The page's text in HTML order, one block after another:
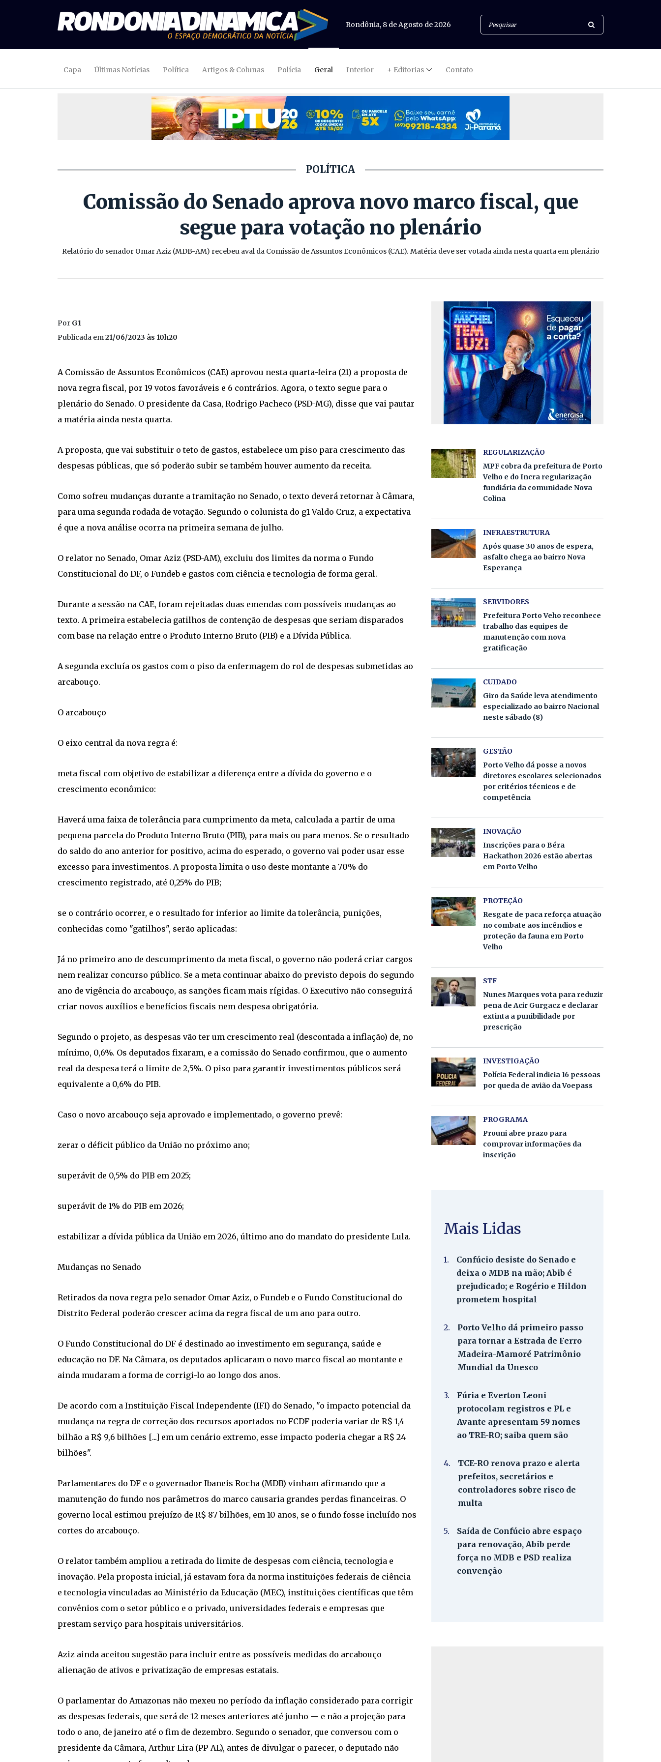
Rondônia, 8 de Agosto de 2026
Capa Últimas Notícias Política Artigos & Colunas Polícia Geral Interior + Editorias Contato
POLÍTICA
Comissão do Senado aprova novo marco fiscal, que
segue para votação no plenário
Relatório do senador Omar Aziz (MDB-AM) recebeu aval da Comissão de Assuntos Econômicos (CAE). Matéria deve ser votada ainda nesta quarta em plenário
Por G1
Publicada em21/06/2023 às 10h20
A Comissão de Assuntos Econômicos (CAE) aprovou nesta quarta-feira (21) a proposta de
nova regra fiscal, por 19 votos favoráveis e 6 contrários. Agora, o texto segue para o
plenário do Senado. O presidente da Casa, Rodrigo Pacheco (PSD-MG), disse que vai pautar
a matéria ainda nesta quarta.
A proposta, que vai substituir o teto de gastos, estabelece um piso para crescimento das
despesas públicas, que só poderão subir se também houver aumento da receita.
Como sofreu mudanças durante a tramitação no Senado, o texto deverá retornar à Câmara,
para uma segunda rodada de votação. Segundo o colunista do g1 Valdo Cruz, a expectativa
é que a nova análise ocorra na primeira semana de julho.
O relator no Senado, Omar Aziz (PSD-AM), excluiu dos limites da norma o Fundo
Constitucional do DF, o Fundeb e gastos com ciência e tecnologia de forma geral.
Durante a sessão na CAE, foram rejeitadas duas emendas com possíveis mudanças ao
texto. A primeira estabelecia gatilhos de contenção de despesas que seriam disparados
com base na relação entre o Produto Interno Bruto (PIB) e a Dívida Pública.
A segunda excluía os gastos com o piso da enfermagem do rol de despesas submetidas ao
arcabouço.
O arcabouço
O eixo central da nova regra é:
meta fiscal com objetivo de estabilizar a diferença entre a dívida do governo e o
crescimento econômico:
Haverá uma faixa de tolerância para cumprimento da meta, calculada a partir de uma
pequena parcela do Produto Interno Bruto (PIB), para mais ou para menos. Se o resultado
do saldo do ano anterior for positivo, acima do esperado, o governo vai poder usar esse
excesso para investimentos. A proposta limita o uso deste montante a 70% do
crescimento registrado, até 0,25% do PIB;
se o contrário ocorrer, e o resultado for inferior ao limite da tolerância, punições,
conhecidas como "gatilhos", serão aplicadas:
Já no primeiro ano de descumprimento da meta fiscal, o governo não poderá criar cargos
nem realizar concurso público. Se a meta continuar abaixo do previsto depois do segundo
ano de vigência do arcabouço, as sanções ficam mais rígidas. O Executivo não conseguirá
criar novos auxílios e benefícios fiscais nem despesa obrigatória.
Segundo o projeto, as despesas vão ter um crescimento real (descontada a inflação) de, no
mínimo, 0,6%. Os deputados fixaram, e a comissão do Senado confirmou, que o aumento
real da despesa terá o limite de 2,5%. O piso para garantir investimentos públicos será
equivalente a 0,6% do PIB.
Caso o novo arcabouço seja aprovado e implementado, o governo prevê:
zerar o déficit público da União no próximo ano;
superávit de 0,5% do PIB em 2025;
superávit de 1% do PIB em 2026;
estabilizar a dívida pública da União em 2026, último ano do mandato do presidente Lula.
Mudanças no Senado
Retirados da nova regra pelo senador Omar Aziz, o Fundeb e o Fundo Constitucional do
Distrito Federal poderão crescer acima da regra fiscal de um ano para outro.
O Fundo Constitucional do DF é destinado ao investimento em segurança, saúde e
educação no DF. Na Câmara, os deputados aplicaram o novo marco fiscal ao montante e
ainda mudaram a forma de corrigi-lo ao longo dos anos.
De acordo com a Instituição Fiscal Independente (IFI) do Senado, "o impacto potencial da
mudança na regra de correção dos recursos aportados no FCDF poderia variar de R$ 1,4
bilhão a R$ 9,6 bilhões [...] em um cenário extremo, esse impacto poderia chegar a R$ 24
bilhões".
Parlamentares do DF e o governador Ibaneis Rocha (MDB) vinham afirmando que a
manutenção do fundo nos parâmetros do marco causaria grandes perdas financeiras. O
governo local estimou prejuízo de R$ 87 bilhões, em 10 anos, se o fundo fosse incluído nos
cortes do arcabouço.
O relator também ampliou a retirada do limite de despesas com ciência, tecnologia e
inovação. Pela proposta inicial, já estavam fora da norma instituições federais de ciência
e tecnologia vinculadas ao Ministério da Educação (MEC), instituições científicas que têm
convênios com o setor público e o privado, universidades federais e empresas que
prestam serviço para hospitais universitários.
Aziz ainda aceitou sugestão para incluir entre as possíveis medidas do arcabouço
alienação de ativos e privatização de empresas estatais.
O parlamentar do Amazonas não mexeu no período da inflação considerado para corrigir
as despesas federais, que será de 12 meses anteriores até junho — e não a projeção para
todo o ano, de janeiro até o fim de dezembro. Segundo o senador, que conversou com o
presidente da Câmara, Arthur Lira (PP-AL), antes de divulgar o parecer, o deputado não
REGULARIZAÇÃO
MPF cobra da prefeitura de Porto
Velho e do Incra regularização
fundiária da comunidade Nova
Colina
INFRAESTRUTURA
Após quase 30 anos de espera,
asfalto chega ao bairro Nova
Esperança
SERVIDORES
Prefeitura Porto Veho reconhece
trabalho das equipes de
manutenção com nova
gratificação
CUIDADO
Giro da Saúde leva atendimento
especializado ao bairro Nacional
neste sábado (8)
GESTÃO
Porto Velho dá posse a novos
diretores escolares selecionados
por critérios técnicos e de
competência
INOVAÇÃO
Inscrições para o Béra
Hackathon 2026 estão abertas
em Porto Velho
PROTEÇÃO
Resgate de paca reforça atuação
no combate aos incêndios e
proteção da fauna em Porto
Velho
STF
Nunes Marques vota para reduzir
pena de Acir Gurgacz e declarar
extinta a punibilidade por
prescrição
INVESTIGAÇÃO
Polícia Federal indicia 16 pessoas
por queda de avião da Voepass
PROGRAMA
Prouni abre prazo para
comprovar informações da
inscrição
Mais Lidas
1.
Confúcio desiste do Senado e
deixa o MDB na mão; Abib é
prejudicado; e Rogério e Hildon
prometem hospital
2.
Porto Velho dá primeiro passo
para tornar a Estrada de Ferro
Madeira-Mamoré Patrimônio
Mundial da Unesco
3.
Fúria e Everton Leoni
protocolam registros e PL e
Avante apresentam 59 nomes
ao TRE-RO; saiba quem são
4.
TCE-RO renova prazo e alerta
prefeitos, secretários e
controladores sobre risco de
multa
5.
Saída de Confúcio abre espaço
para renovação, Abib perde
força no MDB e PSD realiza
convenção